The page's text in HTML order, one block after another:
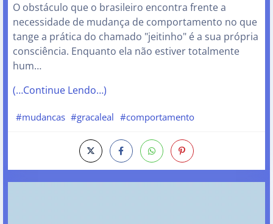
O obstáculo que o brasileiro encontra frente a
necessidade de mudança de comportamento no que
tange a prática do chamado "jeitinho" é a sua própria
consciência. Enquanto ela não estiver totalmente
hum…
(…Continue Lendo…)
#mudancas #gracaleal #comportamento